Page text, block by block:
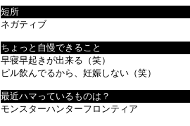
短所
ネガティブ
ちょっと自慢できること
早寝早起きが出来る（笑）
ピル飲んでるから、妊娠しない（笑）
最近ハマっているものは？
モンスターハンターフロンティア